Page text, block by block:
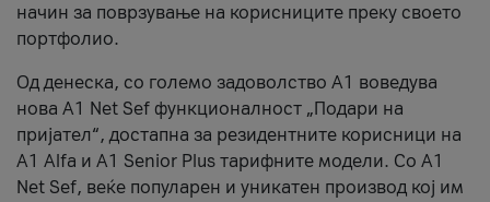
начин за поврзување на корисниците преку своето
портфолио.
Од денеска, со големо задоволство А1 воведува
нова A1 Net Sef функционалност „Подари на
пријател“, достапна за резидентните корисници на
А1 Alfa и A1 Senior Plus тарифните модели. Со A1
Net Sef, веќе популарен и уникатен производ кој им